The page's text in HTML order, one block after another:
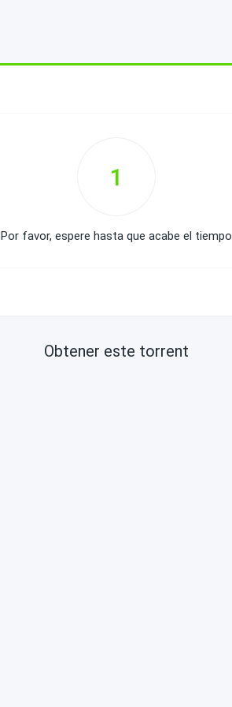
1
Por favor, espere hasta que acabe el tiempo
Obtener este torrent